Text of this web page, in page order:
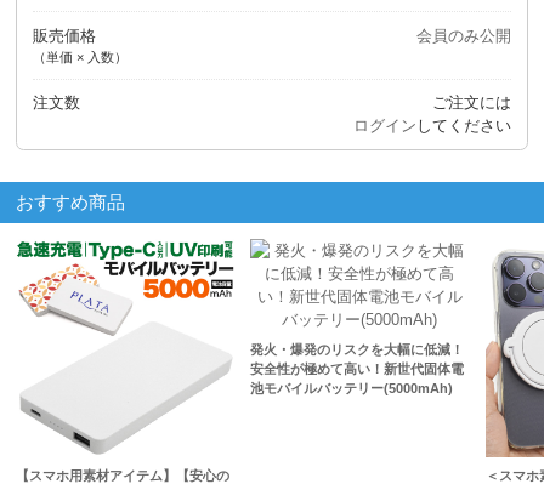
販売価格
（単価 × 入数）
会員のみ公開
注文数
ご注文には
ログイン してください
おすすめ商品
【スマホ用素材アイテム】【安心の
発火・爆発のリスクを大幅に低減！
安全性が極めて高い！新世代固体電
池モバイルバッテリー(5000mAh)
＜スマ